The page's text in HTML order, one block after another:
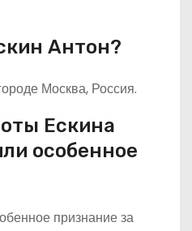
Антон?
Москва, Россия.
Ескина
особенное
признание за